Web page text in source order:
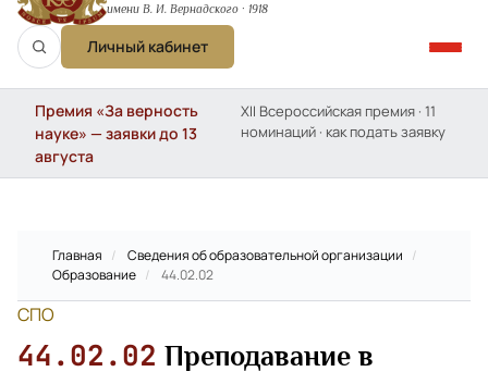
имени В. И. Вернадского · 1918
Личный кабинет
Премия «За верность
науке» — заявки до 13
августа
XII Всероссийская премия · 11
номинаций · как подать заявку
Главная / Сведения об образовательной организации /
Образование / 44.02.02
СПО
44.02.02 Преподавание в